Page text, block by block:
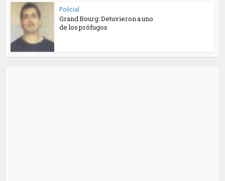
Policial
Grand Bourg: Detuvieron a uno
de los prófugos